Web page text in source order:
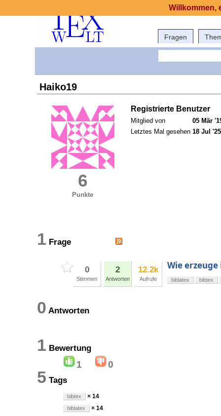
Fragen
Haiko19
6
Punkte
Registrierte Benutzer
Mitglied von
05 Mär
Letztes Mal gesehen 18 Jul
1 Frage
0
Stimmen
2
Antworten
12.2k
Aufrufe
Wie
biblatex bibtex
0 Antworten
1 Bewertung
1 0
5 Tags
bibtex × 14
biblatex × 14
Willkommen,